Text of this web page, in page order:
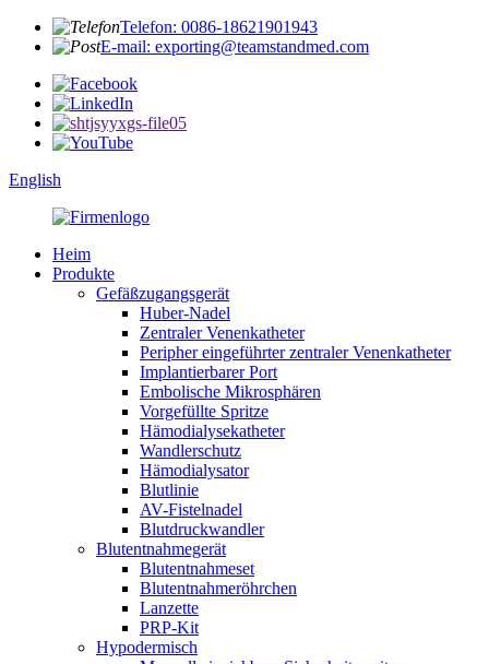
Telefon: 0086-18621901943
E-mail: exporting@teamstandmed.com
English
Heim
Produkte
Gefäßzugangsgerät
Huber-Nadel
Zentraler Venenkatheter
Peripher eingeführter zentraler Venenkatheter
Implantierbarer Port
Embolische Mikrosphären
Vorgefüllte Spritze
Hämodialysekatheter
Wandlerschutz
Hämodialysator
Blutlinie
AV-Fistelnadel
Blutdruckwandler
Blutentnahmegerät
Blutentnahmeset
Blutentnahmeröhrchen
Lanzette
PRP-Kit
Hypodermisch